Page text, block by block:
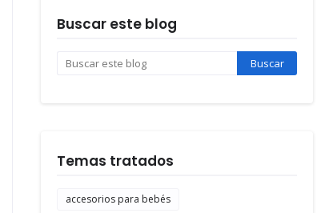
Buscar este blog
Temas tratados
accesorios para bebés